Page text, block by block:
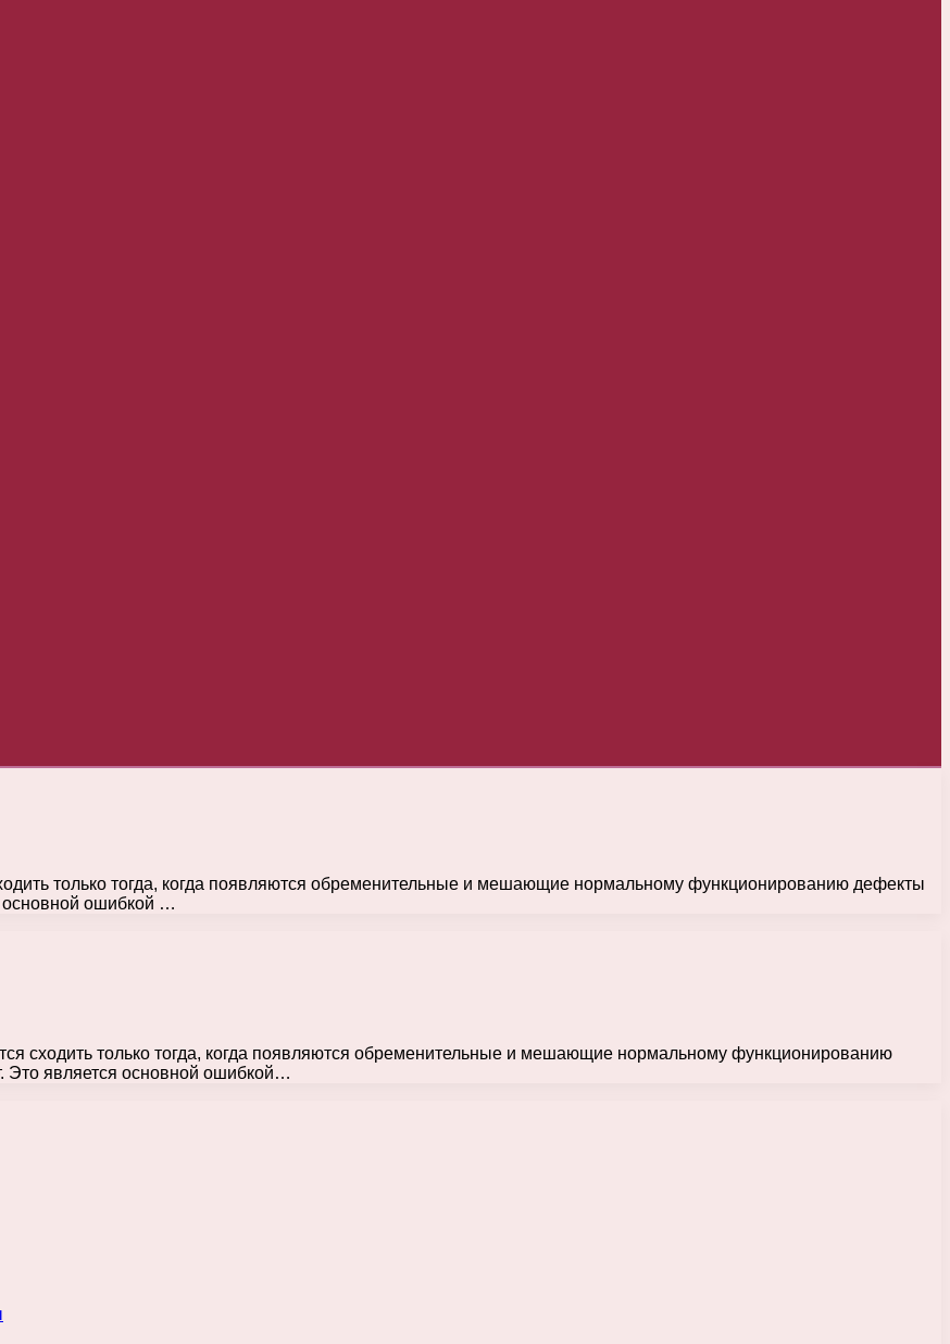
только тогда, когда появляются обременительные и мешающие нормальному функционированию дефекты
основной ошибкой …
сходить только тогда, когда появляются обременительные и мешающие нормальному функционированию
Это является основной ошибкой…